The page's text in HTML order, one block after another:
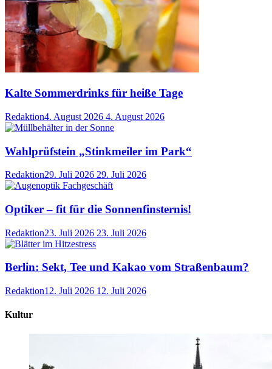
Kalte Sommerdrinks für heiße Tage
Redaktion4. August 2026 4. August 2026
Wahlprüfstein „Stinkmeiler im Park“
Redaktion29. Juli 2026 29. Juli 2026
Optiker – fit für die Sonnenfinsternis!
Redaktion23. Juli 2026 23. Juli 2026
Berlin: Sekt, Tee und Kakao vom Straßenbaum?
Redaktion12. Juli 2026 12. Juli 2026
Kultur